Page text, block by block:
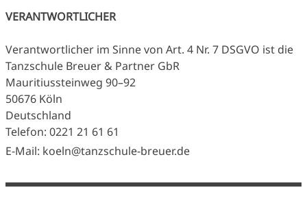
VERANTWORTLICHER
Verantwortlicher im Sinne von Art. 4 Nr. 7 DSGVO ist die
Tanzschule Breuer & Partner GbR
Mauritiussteinweg 90–92
50676 Köln
Deutschland
Telefon: 0221 21 61 61
E-Mail: koeln@tanzschule-breuer.de